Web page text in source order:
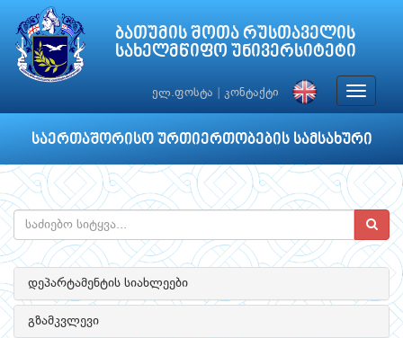
ბათუმის შოთა რუსთაველის
სახელმწიფო უნივერსიტეტი
ელ.ფოსტა კონტაქტი
Toggle
საერთაშორისო ურთიერთობების სამსახური
დეპარტამენტის სიახლეები
გზამკვლევი